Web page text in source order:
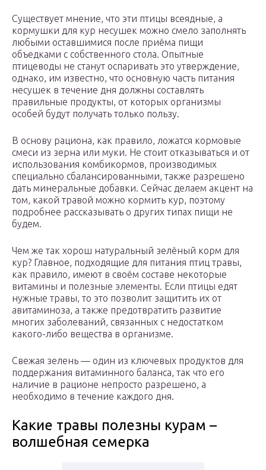
Существует мнение, что эти птицы всеядные, а
кормушки для кур несушек можно смело заполнять
любыми оставшимися после приёма пищи
объедками с собственного стола. Опытные
птицеводы не станут оспаривать это утверждение,
однако, им известно, что основную часть питания
несушек в течение дня должны составлять
правильные продукты, от которых организмы
особей будут получать только пользу.
В основу рациона, как правило, ложатся кормовые
смеси из зерна или муки. Не стоит отказываться и от
использования комбикормов, производимых
специально сбалансированными, также разрешено
дать минеральные добавки. Сейчас делаем акцент на
том, какой травой можно кормить кур, поэтому
подробнее рассказывать о других типах пищи не
будем.
Чем же так хорош натуральный зелёный корм для
кур? Главное, подходящие для питания птиц травы,
как правило, имеют в своём составе некоторые
витамины и полезные элементы. Если птицы едят
нужные травы, то это позволит защитить их от
авитаминоза, а также предотвратить развитие
многих заболеваний, связанных с недостатком
какого-либо вещества в организме.
Свежая зелень — один из ключевых продуктов для
поддержания витаминного баланса, так что его
наличие в рационе непросто разрешено, а
необходимо в течение каждого дня.
Какие травы полезны курам –
волшебная семерка